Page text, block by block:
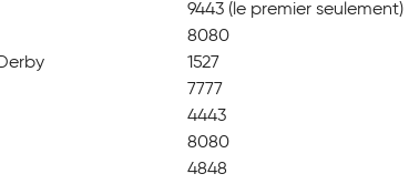
9443 (le premier seulement)
8080
1527
7777
4443
8080
4848